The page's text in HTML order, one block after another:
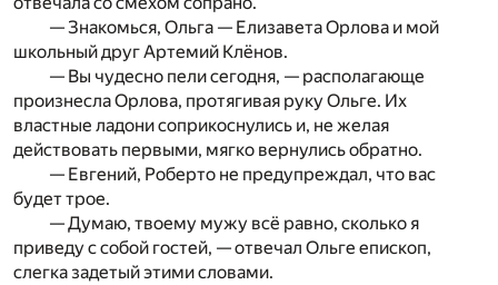
— Знакомься, Ольга — Елизавета Орлова и мой
школьный друг Артемий Клёнов.
— Вы чудесно пели сегодня, — располагающе
произнесла Орлова, протягивая руку Ольге. Их
властные ладони соприкоснулись и, не желая
действовать первыми, мягко вернулись обратно.
— Евгений, Роберто не предупреждал, что вас
будет трое.
— Думаю, твоему мужу всё равно, сколько я
приведу с собой гостей, — отвечал Ольге епископ,
слегка задетый этими словами.